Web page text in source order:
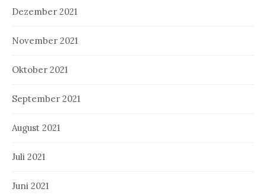
Dezember 2021
November 2021
Oktober 2021
September 2021
August 2021
Juli 2021
Juni 2021